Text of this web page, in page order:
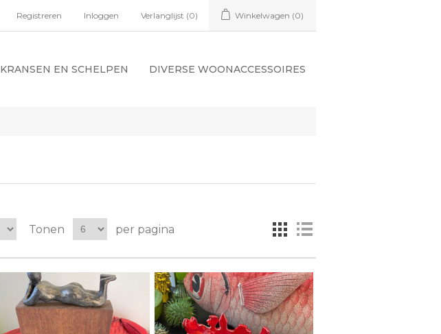
Registreren Inloggen Verlanglijst (0) Winkelwagen (0)
KRANSEN EN SCHELPEN DIVERSE WOONACCESSOIRES
Tonen per pagina